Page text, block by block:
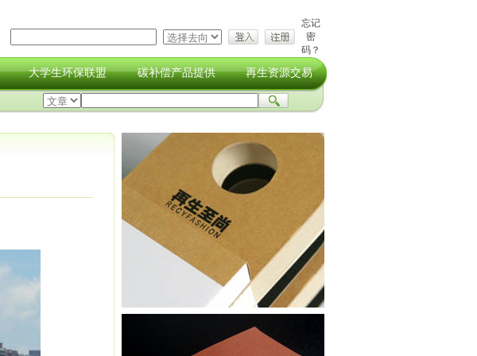
忘记
密
码？
大学生环保联盟 碳补偿产品提供 再生资源交易